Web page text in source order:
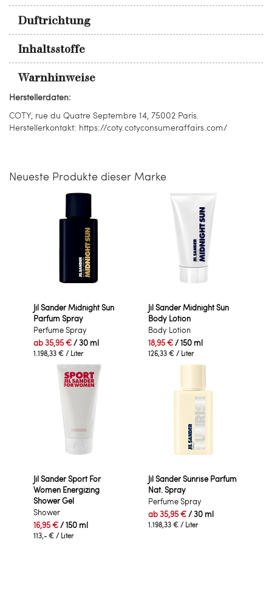
Duftrichtung
Inhaltsstoffe
Warnhinweise
Herstellerdaten:
COTY, rue du Quatre Septembre 14, 75002 Paris.
Herstellerkontakt: https://coty.cotyconsumeraffairs.com/
Neueste Produkte dieser Marke
Jil Sander Midnight Sun
Parfum Spray
Perfume Spray
ab35,95 €/ 30 ml
1.198,33 € / Liter
Jil Sander Midnight Sun
Body Lotion
Body Lotion
18,95 €/ 150 ml
126,33 € / Liter
Jil Sander Sport For
Women Energizing
Shower Gel
Shower
16,95 €/ 150 ml
113,- € / Liter
Jil Sander Sunrise Parfum
Nat. Spray
Perfume Spray
ab35,95 €/ 30 ml
1.198,33 € / Liter